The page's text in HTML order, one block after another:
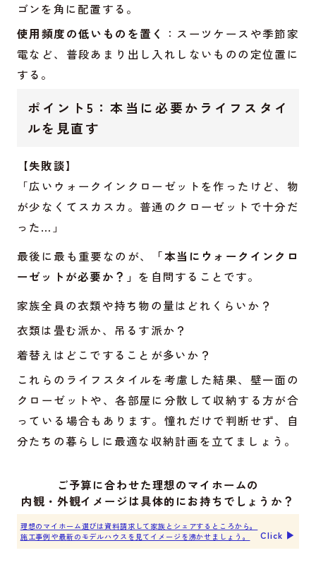
ゴンを角に配置する。
使用頻度の低いものを置く
：スーツケースや季節家
電など、普段あまり出し入れしないものの定位置に
する。
ポイント5：本当に必要かライフスタイ
ルを見直す
【失敗談】
「広いウォークインクローゼットを作ったけど、物
が少なくてスカスカ。普通のクローゼットで十分だ
った…」
最後に最も重要なのが、
「本当にウォークインクロ
ーゼットが必要か？」 を自問することです。
家族全員の衣類や持ち物の量はどれくらいか？
衣類は畳む派か、吊るす派か？
着替えはどこですることが多いか？
これらのライフスタイルを考慮した結果、壁一面の
クローゼットや、各部屋に分散して収納する方が合
っている場合もあります。憧れだけで判断せず、自
分たちの暮らしに最適な収納計画を立てましょう。
ご予算に合わせた理想のマイホームの
内観・外観イメージは具体的にお持ちでしょうか？
理想のマイホーム選びは資料請求して家族とシェアするところから。
施工事例や最新のモデルハウスを見てイメージを沸かせましょう。
Click ▶︎